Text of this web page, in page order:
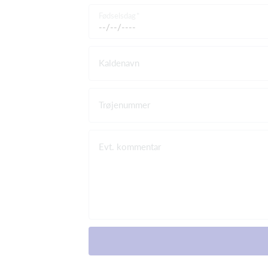
Kaldenavn
Trøjenummer
Evt. kommentar